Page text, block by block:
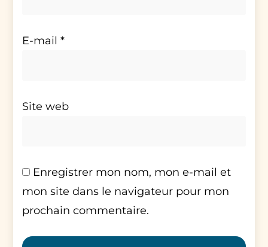
E-mail*
Site web
Enregistrer mon nom, mon e-mail et
mon site dans le navigateur pour mon
prochain commentaire.